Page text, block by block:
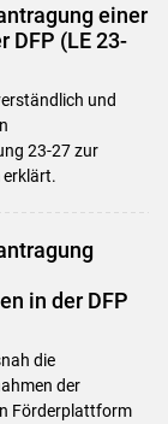
einer
DFP (LE 23-
und
23-27 zur
in der DFP
die
der
Förderplattform